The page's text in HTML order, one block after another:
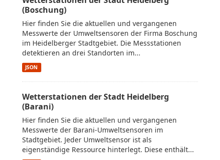
(Boschung)
Hier finden Sie die aktuellen und vergangenen
Messwerte der Umweltsensoren der Firma Boschung
im Heidelberger Stadtgebiet. Die Messstationen
detektieren an drei Standorten im...
JSON
Wetterstationen der Stadt Heidelberg
(Barani)
Hier finden Sie die aktuellen und vergangenen
Messwerte der Barani-Umweltsensoren im
Stadtgebiet. Jeder Umweltsensor ist als
eigenständige Ressource hinterlegt. Diese enthält...